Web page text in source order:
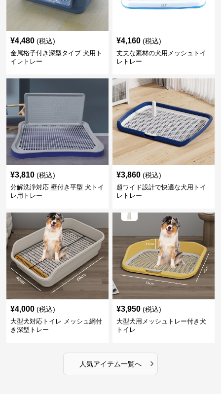
¥4,480 (税込)
金属格子付き深型タイプ 犬用ト
イレトレー
¥4,160 (税込)
丈夫な素材の犬用メッシュトイ
レトレー
¥3,810 (税込)
分解洗浄対応 壁付き平型 犬トイ
レ用トレー
¥3,860 (税込)
超ワイド設計で快適な犬用トイ
レトレー
¥4,000 (税込)
大型犬対応トイレ メッシュ網付
き深型トレー
¥3,950 (税込)
大型犬用メッシュトレー付き犬
トイレ
人気アイテム一覧へ ›